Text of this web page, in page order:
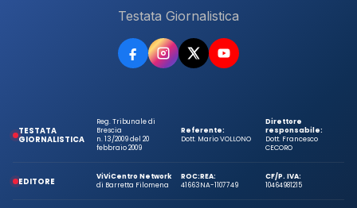
Testata Giornalistica
TESTATA
GIORNALISTICA
Reg. Tribunale di
Brescia
n. 13/2009 del 20
febbraio 2009
Referente:
Dott. Mario VOLLONO
Direttore
responsabile:
Dott. Francesco
CECORO
EDITORE
ViViCentro Network
di Barretta Filomena
ROC:
41663
REA:
NA-1107749
CF/P. IVA:
10464981215